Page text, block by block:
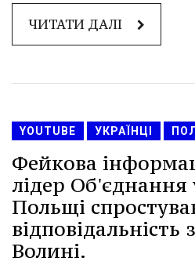
ЧИТАТИ ДАЛІ
YOUTUBE УКРАЇНЦІ
Фейкова
лідер Об'єднання
Польщі
відповідальність
Волині.